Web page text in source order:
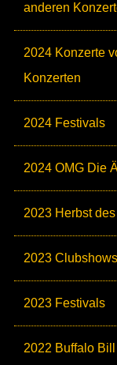
anderen
2024 Konzerte
Konzerten
2024 Festivals
2024 OMG Die
2023 Herbst
2023 Clubshows
2023 Festivals
2022 Buffalo